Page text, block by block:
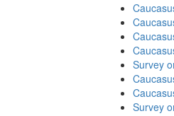
Survey
Survey